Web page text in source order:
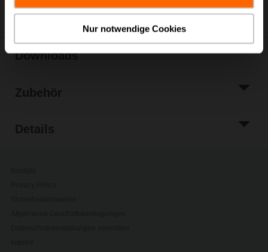
Nur notwendige Cookies
Downloads
Zubehör
Details